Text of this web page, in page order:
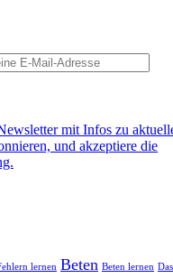
mit Infos zu
und akzeptiere die
lernen Beten Beten lernen